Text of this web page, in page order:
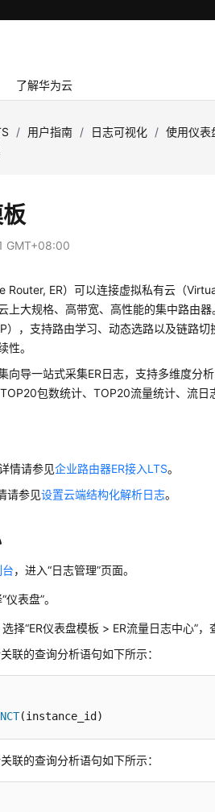
了解华为云
/ 用户指南 / 日志可视化 / 使用仪表
GMT+08:00
Router, ER）可以连接虚拟私有云（
上大规格、高带宽、高性能的集中路由
，支持路由学习、动态选路以及链路
性。
向导一站式采集ER日志，支持多维度分
包数统计、TOP20流量统计、流日
情请参见企业路由器ER接入LTS。
请参见设置云端结构化解析日志。
，进入“日志管理”页面。
表盘”。
择“ER仪表盘模板 > ER流量日志中心”，
联的查询分析语句如下所示：
(instance_id)
联的查询分析语句如下所示：